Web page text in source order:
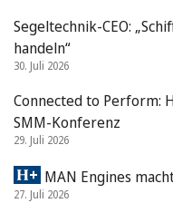
Segeltechnik-CEO:
handeln“
30. Juli 2026
Connected to Perform:
SMM-Konferenz
29. Juli 2026
MAN Engines
27. Juli 2026